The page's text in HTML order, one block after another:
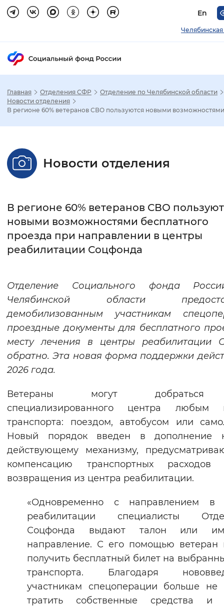
En
Челябинская
Настройка режима отображения
Стандартный Увеличенный
С засечками
Интервал между буквами
Цвет сайта
Монохромный
Синий фон
Изображения
Воспроизвести Остановить
Вернуть стандартные настройки
Главная Отделения СФР
Отделение по Челябинской области
Новости отделения
В регионе 60% ветеранов СВО пользуются новыми
Новости отделения
В регионе 60% ветеранов СВО
новыми возможностями бесплатного
проезда при направлении в центры
реабилитации Соцфонда
Отделение Социального фонда
Челябинской области
демобилизованным участникам
проездные документы для бесплатного
месту лечения в центры реабилитации
обратно. Эта новая форма поддержки
2026 года.
Ветераны могут
специализированного центра любым
транспорта: поездом, автобусом или
Новый порядок введен в дополнение
действующему механизму,
компенсацию транспортных расходов
возвращения из центра реабилитации.
«Одновременно с направлением в
реабилитации специалисты
Соцфонда выдают талон или
направление. С его помощью ветеран
получить бесплатный билет на
транспорта. Благодаря
участникам спецоперации больше не
тратить собственные средства и